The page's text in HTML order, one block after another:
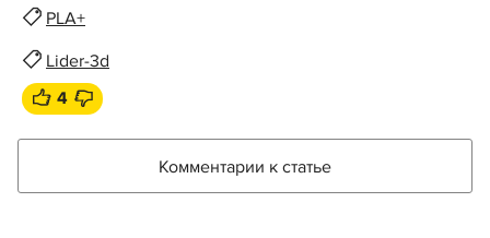
PLA+
Lider-3d
4
Комментарии к статье